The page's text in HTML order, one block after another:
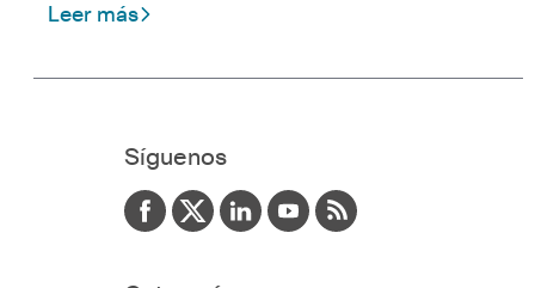
Leer más
Síguenos